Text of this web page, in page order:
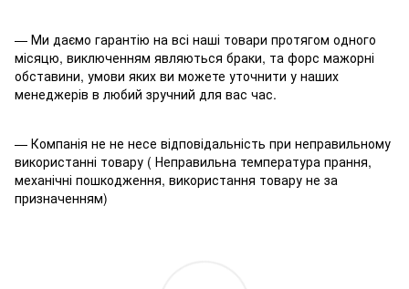
— Ми даємо гарантію на всі наші товари протягом одного
місяцю, виключенням являються браки, та форс мажорні
обставини, умови яких ви можете уточнити у наших
менеджерів в любий зручний для вас час.
— Компанія не не несе відповідальність при неправильному
використанні товару ( Неправильна температура прання,
механічні пошкодження, використання товару не за
призначенням)